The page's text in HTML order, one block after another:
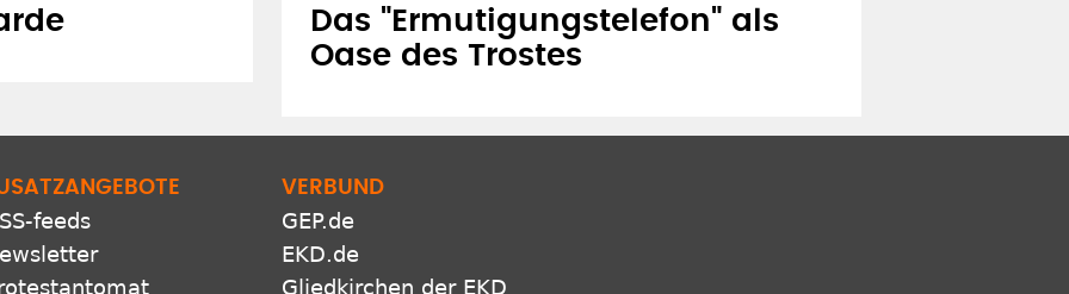
Das "Ermutigungstelefon" als
Oase des Trostes
feeds
VERBUND
GEP.de
EKD.de
Gliedkirchen der EKD